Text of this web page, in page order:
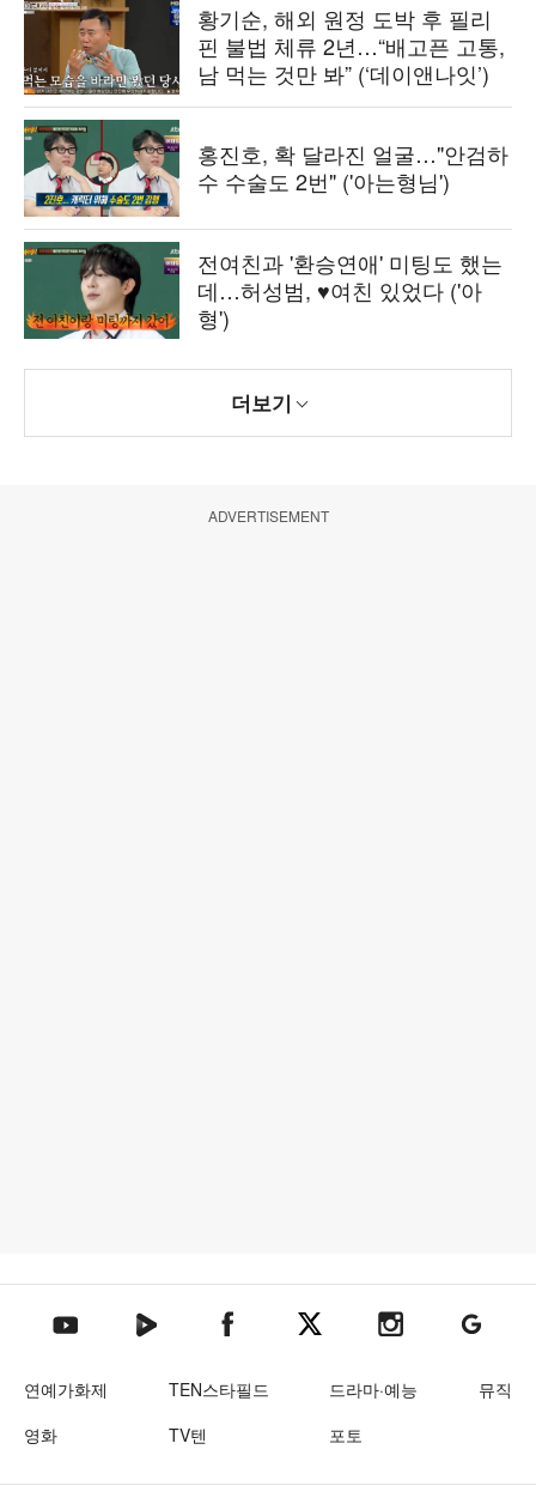
황기순, 해외 원정 도박 후 필리
핀 불법 체류 2년…“배고픈 고통,
남 먹는 것만 봐” (‘데이앤나잇’)
홍진호, 확 달라진 얼굴…"안검하
수 수술도 2번" ('아는형님')
전여친과 '환승연애' 미팅도 했는
데…허성범, ♥여친 있었다 ('아
형')
더보기
ADVERTISEMENT
텐아시아 유튜브텐아시아 네이버TV텐아시아 페이스북텐아시아 엑스텐아시아 인스타그램
텐아시아
연예가화제 TEN스타필드 드라마·예능
뮤직
영화
TV텐 포토